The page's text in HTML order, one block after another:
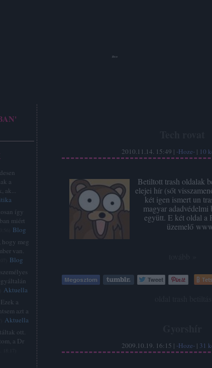
Hoze
a
ak...
így
miért
Blog
meg
van.
Blog
Aktuella
a
azt a
Aktuella
ott.
a Dr
2010.11.14. 15:49 | -Hoze- | 10
Betiltott trash oldalak
elejei hír (sőt
két igen ismert un
magyar
együtt. E két oldal a
üzemelő
2009.10.19. 16:15 | -Hoze- | 31